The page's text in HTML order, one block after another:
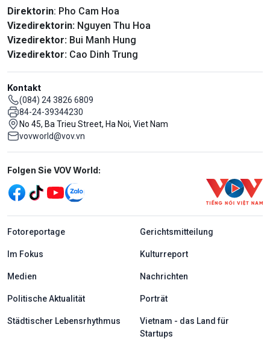
Direktorin: Pho Cam Hoa
Vizedirektorin: Nguyen Thu Hoa
Vizedirektor: Bui Manh Hung
Vizedirektor: Cao Dinh Trung
Kontakt
(084) 24 3826 6809
84-24-39344230
No 45, Ba Trieu Street, Ha Noi, Viet Nam
vovworld@vov.vn
Mạng xã hội
Folgen Sie VOV World:
menu footer tiếng Đức
Fotoreportage Gerichtsmitteilung
Im Fokus Kulturreport
Medien Nachrichten
Politische Aktualität Porträt
Städtischer Lebensrhythmus
Vietnam - das Land für
Startups